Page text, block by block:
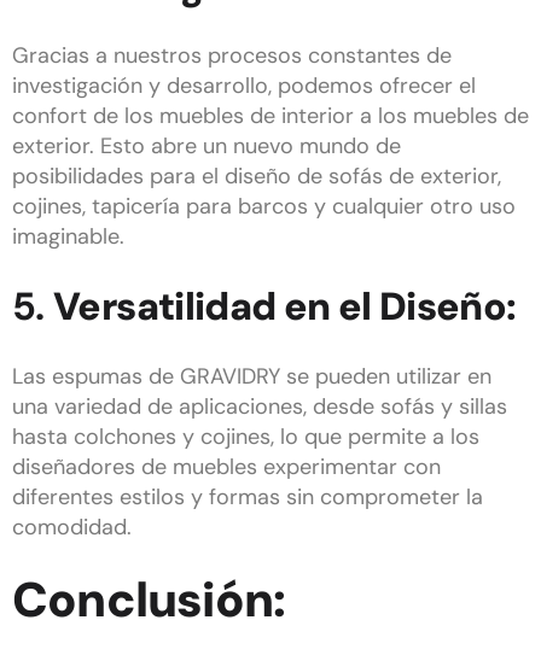
Gracias a nuestros procesos constantes de
investigación y desarrollo, podemos ofrecer el
confort de los muebles de interior a los muebles de
exterior. Esto abre un nuevo mundo de
posibilidades para el diseño de sofás de exterior,
cojines, tapicería para barcos y cualquier otro uso
imaginable.
5.Versatilidad en el Diseño:
Las espumas de GRAVIDRY se pueden utilizar en
una variedad de aplicaciones, desde sofás y sillas
hasta colchones y cojines, lo que permite a los
diseñadores de muebles experimentar con
diferentes estilos y formas sin comprometer la
comodidad.
Conclusión: